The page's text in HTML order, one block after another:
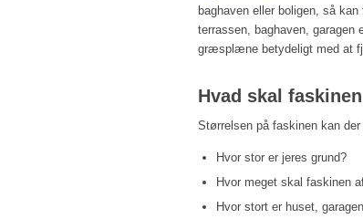
baghaven eller boligen, så
terrassen, baghaven,
græsplæne betydeligt med at
Hvad skal
Størrelsen på faskinen kan
Hvor stor er jeres grund?
Hvor meget skal faskinen
Hvor stort er huset,